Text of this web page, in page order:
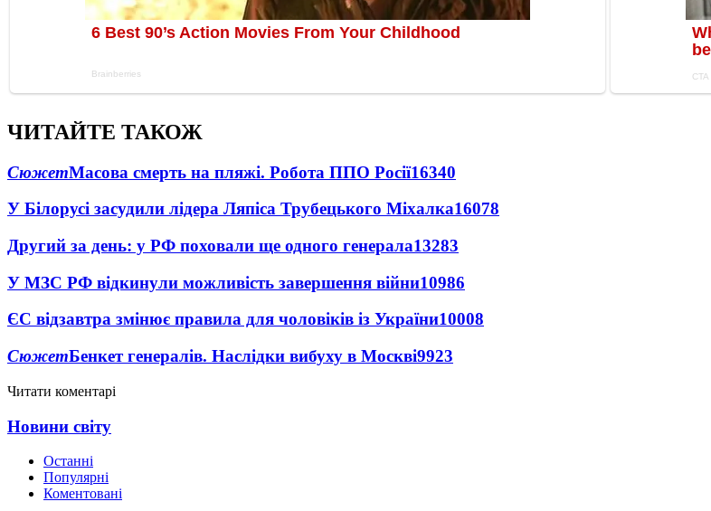
ЧИТАЙТЕ ТАКОЖ
СюжетМасова смерть на пляжі. Робота ППО Росії16340
У Білорусі засудили лідера Ляпіса Трубецького Міхалка16078
Другий за день: у РФ поховали ще одного генерала13283
У МЗС РФ відкинули можливість завершення війни10986
ЄС відзавтра змінює правила для чоловіків із України10008
СюжетБенкет генералів. Наслідки вибуху в Москві9923
Читати коментарі
Новини світу
Останні
Популярні
Коментовані